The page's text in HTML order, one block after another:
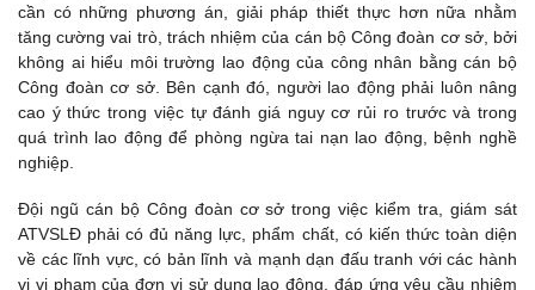
cần có những phương án, giải pháp thiết thực hơn nữa nhằm
tăng cường vai trò, trách nhiệm của cán bộ Công đoàn cơ sở, bởi
không ai hiểu môi trường lao động của công nhân bằng cán bộ
Công đoàn cơ sở. Bên cạnh đó, người lao động phải luôn nâng
cao ý thức trong việc tự đánh giá nguy cơ rủi ro trước và trong
quá trình lao động để phòng ngừa tai nạn lao động, bệnh nghề
nghiệp.
Đội ngũ cán bộ Công đoàn cơ sở trong việc kiểm tra, giám sát
ATVSLĐ phải có đủ năng lực, phẩm chất, có kiến thức toàn diện
về các lĩnh vực, có bản lĩnh và mạnh dạn đấu tranh với các hành
vi vi phạm của đơn vị sử dụng lao động, đáp ứng yêu cầu nhiệm